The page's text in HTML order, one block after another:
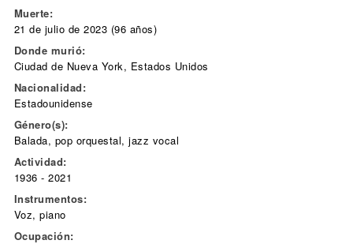
Muerte:
21 de julio de 2023 (96 años)
Donde murió:
Ciudad de Nueva York, Estados Unidos
Nacionalidad:
Estadounidense
Género(s):
Balada, pop orquestal, jazz vocal
Actividad:
1936 - 2021
Instrumentos:
Voz, piano
Ocupación: